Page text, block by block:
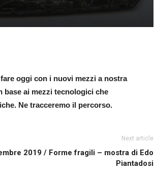
oggi con i nuovi mezzi a nostra
base ai mezzi tecnologici che
Ne tracceremo il percorso.
Next article
2019 / Forme fragili – mostra di Edo
Piantadosi